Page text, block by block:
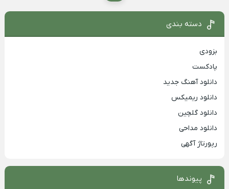
دسته بندی
بزودی
پادکست
دانلود آهنگ جدید
دانلود ریمیکس
دانلود گلچین
دانلود مداحی
رپورتاژ آگهی
پیوندها